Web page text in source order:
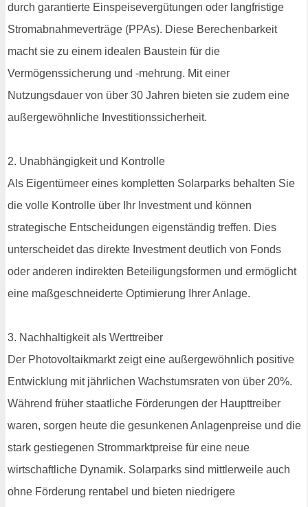
durch garantierte Einspeisevergütungen oder langfristige
Stromabnahmeverträge (PPAs). Diese Berechenbarkeit
macht sie zu einem idealen Baustein für die
Vermögenssicherung und -mehrung. Mit einer
Nutzungsdauer von über 30 Jahren bieten sie zudem eine
außergewöhnliche Investitionssicherheit.
2. Unabhängigkeit und Kontrolle
Als Eigentümeer eines kompletten Solarparks behalten Sie
die volle Kontrolle über Ihr Investment und können
strategische Entscheidungen eigenständig treffen. Dies
unterscheidet das direkte Investment deutlich von Fonds
oder anderen indirekten Beteiligungsformen und ermöglicht
eine maßgeschneiderte Optimierung Ihrer Anlage.
3. Nachhaltigkeit als Werttreiber
Der Photovoltaikmarkt zeigt eine außergewöhnlich positive
Entwicklung mit jährlichen Wachstumsraten von über 20%.
Während früher staatliche Förderungen der Haupttreiber
waren, sorgen heute die gesunkenen Anlagenpreise und die
stark gestiegenen Strommarktpreise für eine neue
wirtschaftliche Dynamik. Solarparks sind mittlerweile auch
ohne Förderung rentabel und bieten niedrigere